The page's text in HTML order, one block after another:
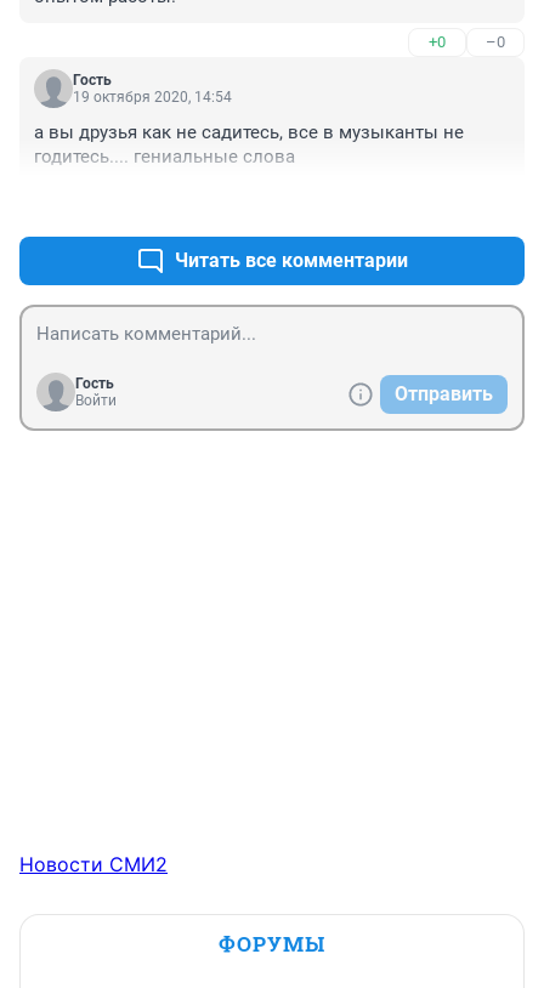
+0 –0
Гость
19 октября 2020, 14:54
а вы друзья как не садитесь, все в музыканты не
годитесь.... гениальные слова
Читать все комментарии
Гость
Войти
Отправить
Новости СМИ2
ФОРУМЫ